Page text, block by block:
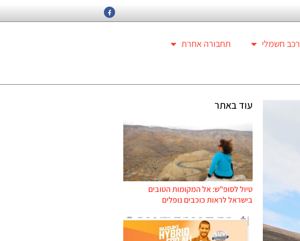
רכב חשמלי
תחבורה אחרת
עוד באתר
טיול לסופ"ש: אל המקומות הטובים
בישראל לראות כוכבים נופלים